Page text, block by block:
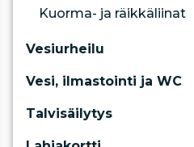
Kuorma- ja räikkäliinat
Vesiurheilu
Vesi, ilmastointi ja WC
Talvisäilytys